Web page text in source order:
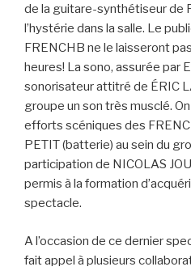
de la guitare-synthétiseur de
l’hystérie dans la salle. Le
FRENCHB ne le laisseront
heures! La sono, assurée par
sonorisateur attitré de ÉRIC
groupe un son très musclé.
efforts scéniques des
PETIT (batterie) au sein du
participation de NICOLAS
permis à la formation
spectacle.
A l’occasion de ce dernier
fait appel à plusieurs